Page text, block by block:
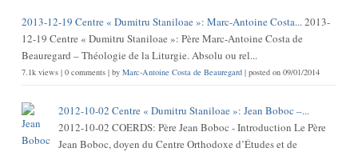
2013-12-19 Centre « Dumitru Staniloae »: Marc-Antoine Costa...2013-
12-19 Centre « Dumitru Staniloae »: Père Marc-Antoine Costa de
Beauregard – Théologie de la Liturgie. Absolu ou rel...
7.1k views| 0 comments| by Marc-Antoine Costa de Beauregard| posted on 09/01/2014
2012-10-02 Centre « Dumitru Staniloae »: Jean Boboc –...
2012-10-02 COERDS: Père Jean Boboc - Introduction Le Père
Jean Boboc, doyen du Centre Orthodoxe d’Études et de